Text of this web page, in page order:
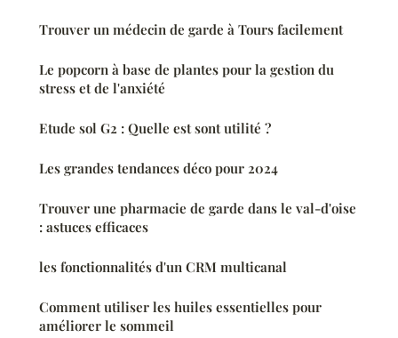
Trouver un médecin de garde à Tours facilement
Le popcorn à base de plantes pour la gestion du
stress et de l'anxiété
Etude sol G2 : Quelle est sont utilité ?
Les grandes tendances déco pour 2024
Trouver une pharmacie de garde dans le val-d'oise
: astuces efficaces
les fonctionnalités d'un CRM multicanal
Comment utiliser les huiles essentielles pour
améliorer le sommeil